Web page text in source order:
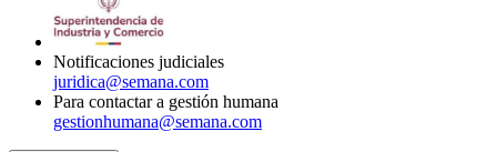
Notificaciones judiciales
juridica@semana.com
Para contactar a gestión humana
gestionhumana@semana.com